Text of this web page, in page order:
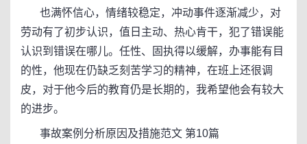
也满怀信心，情绪较稳定，冲动事件逐渐减少，对
劳动有了初步认识，值日主动、热心肯干，犯了错误能
认识到错误在哪儿。任性、固执得以缓解，办事能有目
的性，他现在仍缺乏刻苦学习的精神，在班上还很调
皮，对于他今后的教育仍是长期的，我希望他会有较大
的进步。
事故案例分析原因及措施范文 第10篇